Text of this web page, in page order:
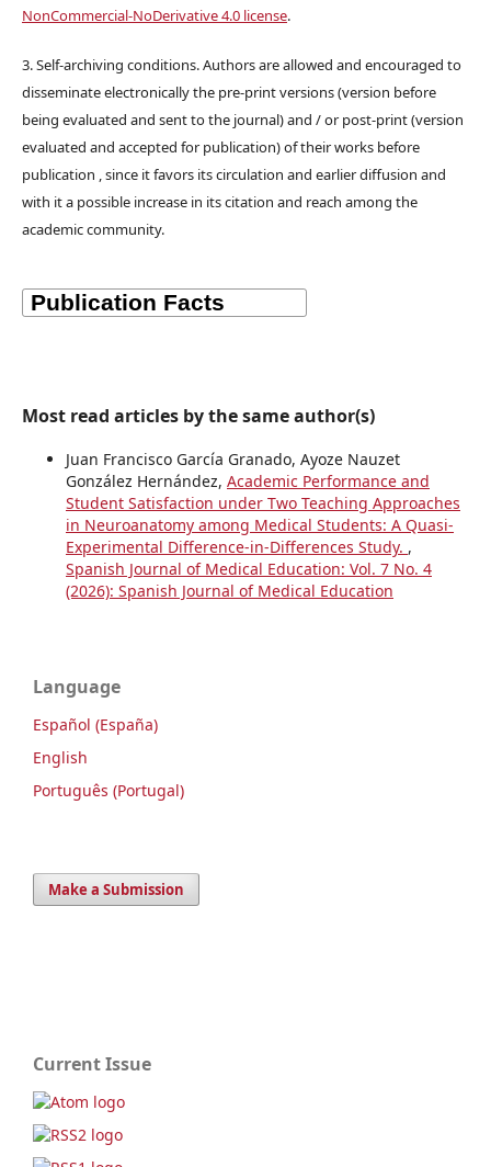
NonCommercial-NoDerivative 4.0 license.
3. Self-archiving conditions. Authors are allowed and encouraged to
disseminate electronically the pre-print versions (version before
being evaluated and sent to the journal) and / or post-print (version
evaluated and accepted for publication) of their works before
publication , since it favors its circulation and earlier diffusion and
with it a possible increase in its citation and reach among the
academic community.
Most read articles by the same author(s)
Juan Francisco García Granado, Ayoze Nauzet
González Hernández, Academic Performance and
Student Satisfaction under Two Teaching Approaches
in Neuroanatomy among Medical Students: A Quasi-
Experimental Difference-in-Differences Study. ,
Spanish Journal of Medical Education: Vol. 7 No. 4
(2026): Spanish Journal of Medical Education
Language
Español (España)
English
Português (Portugal)
Make a Submission
Current Issue